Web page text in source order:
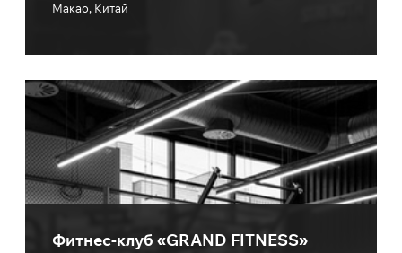
Макао, Китай
Фитнес-клуб «GRAND FITNESS»